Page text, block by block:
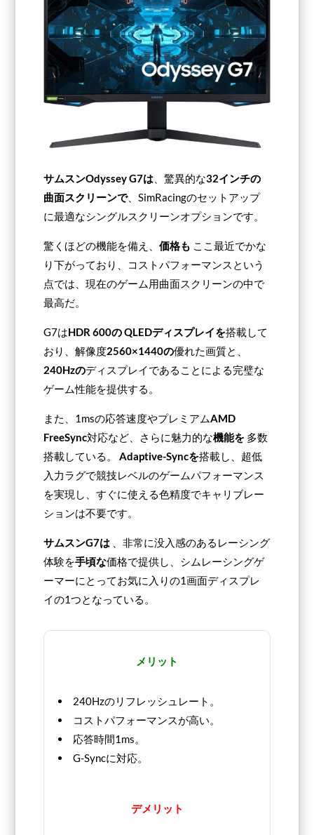
サムスンOdyssey G7は 、驚異的な32インチの
曲面スクリーンで、SimRacingのセットアップ
に最適なシングルスクリーンオプションです。
驚くほどの機能を備え、価格も ここ最近でかな
り下がっており、コストパフォーマンスという
点では、現在のゲーム用曲面スクリーンの中で
最高だ。
G7はHDR 600のQLEDディスプレイを搭載して
おり、解像度2560×1440の優れた画質と、
240Hzのディスプレイであることによる完璧な
ゲーム性能を提供する。
また、1msの応答速度やプレミアムAMD
FreeSync対応など、さらに魅力的な機能を 多数
搭載している。Adaptive-Syncを搭載し、超低
入力ラグで競技レベルのゲームパフォーマンス
を実現し、すぐに使える色精度でキャリブレー
ションは不要です。
サムスンG7は
、非常に没入感のあるレーシング
体験を手頃な価格で提供し、シムレーシングゲ
ーマーにとってお気に入りの1画面ディスプレ
イの1つとなっている。
メリット
240Hzのリフレッシュレート。
コストパフォーマンスが高い。
応答時間1ms。
G-Syncに対応。
デメリット